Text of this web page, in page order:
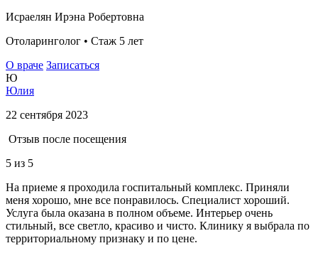
Исраелян Ирэна Робертовна
Отоларинголог • Стаж 5 лет
О враче Записаться
Ю
Юлия
22 сентября 2023
Отзыв после посещения
5 из 5
На приеме я проходила госпитальный комплекс. Приняли
меня хорошо, мне все понравилось. Специалист хороший.
Услуга была оказана в полном объеме. Интерьер очень
стильный, все светло, красиво и чисто. Клинику я выбрала по
территориальному признаку и по цене.